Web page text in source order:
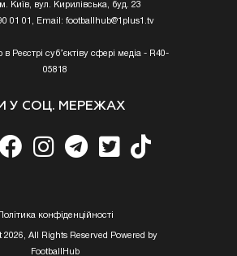
Київ, вул. Кирилівська, буд. 23
01 01, Email: footballhub@1plus1.tv
в Реєстрі суб’єктіву сфері медіа - R40-
05818
У СОЦ. МЕРЕЖАХ
Полiтика конфiденцiйностi
All Rights Reserved Powered by
FootballHub